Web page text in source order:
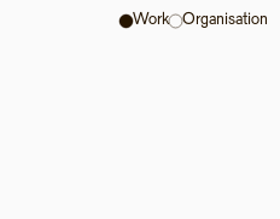
Work Organisation